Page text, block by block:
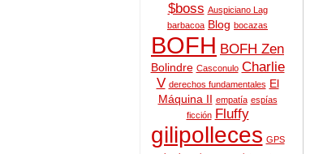
$boss Auspiciano Lag
barbacoa Blog bocazas
BOFH BOFH Zen
Bolindre Casconulo Charlie
V derechos fundamentales El
Máquina II empatía espías
ficción
Fluffy
gilipolleces GPS